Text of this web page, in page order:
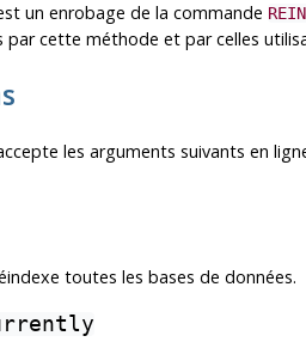
un enrobage de la commande
par cette méthode et par celles
les arguments suivants en
toutes les bases de données.